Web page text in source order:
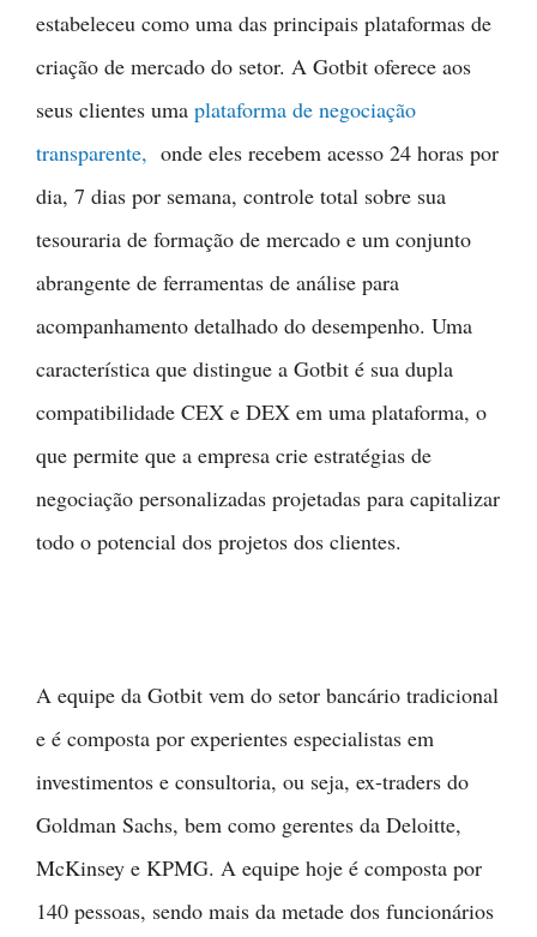
estabeleceu como uma das principais plataformas de
criação de mercado do setor. A Gotbit oferece aos
seus clientes uma plataforma de negociação
transparente, onde eles recebem acesso 24 horas por
dia, 7 dias por semana, controle total sobre sua
tesouraria de formação de mercado e um conjunto
abrangente de ferramentas de análise para
acompanhamento detalhado do desempenho. Uma
característica que distingue a Gotbit é sua dupla
compatibilidade CEX e DEX em uma plataforma, o
que permite que a empresa crie estratégias de
negociação personalizadas projetadas para capitalizar
todo o potencial dos projetos dos clientes.
A equipe da Gotbit vem do setor bancário tradicional
e é composta por experientes especialistas em
investimentos e consultoria, ou seja, ex-traders do
Goldman Sachs, bem como gerentes da Deloitte,
McKinsey e KPMG. A equipe hoje é composta por
140 pessoas, sendo mais da metade dos funcionários